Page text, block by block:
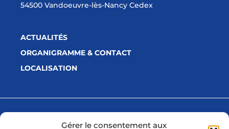
Gérer le consentement aux
54500 Vandoeuvre-lès-Nancy Cedex
ACTUALITÉS
ORGANIGRAMME & CONTACT
LOCALISATION